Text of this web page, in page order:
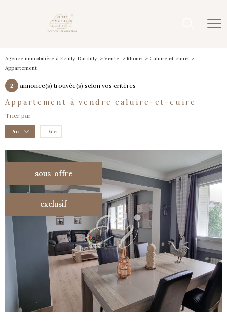
Agence immobilière à Ecully, Dardilly Vente Rhone
Caluire et cuire
Appartement
2 annonce(s) trouvée(s) selon vos critères
appartement à vendre caluire-et-cuire
Trier par
Prix Date
sous-offre
exclusif